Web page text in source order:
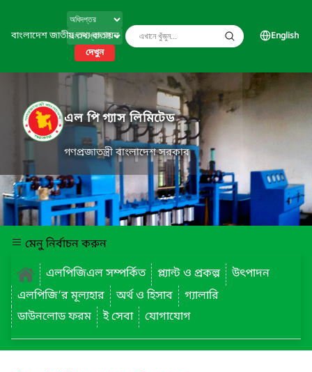
বাংলাদেশ জাতীয় তথ্য বাতায়ন
দেখুন
English
এল পি গ্যাস লিমিটেড
গণপ্রজাতন্ত্রী বাংলাদেশ সরকার
মেনু নির্বাচন করুন
এলপিজিএল সম্পর্কিত
প্ল্যান্ট ও প্রকল্প
উৎপাদন
এলপিজি’র মূল্যহার
অর্থ ও হিসাব
গ্যালারি
ডাউনলোড ফরম
ই সেবা যোগাযোগ